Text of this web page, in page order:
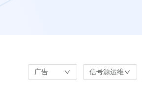
广告 信号源运维